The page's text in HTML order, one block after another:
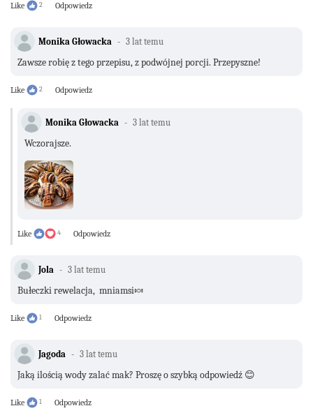
Like 2 Odpowiedz
Monika Głowacka 3 lat temu
Zawsze robię z tego przepisu, z podwójnej porcji. Przepyszne!
Like 2 Odpowiedz
Monika Głowacka 3 lat temu
Wczorajsze.
Like 4 Odpowiedz
Jola 3 lat temu
Bułeczki rewelacja, mniamsi🍬
Like 1 Odpowiedz
Jagoda 3 lat temu
Jaką ilością wody zalać mak? Proszę o szybką odpowiedź 😊
Like 1 Odpowiedz